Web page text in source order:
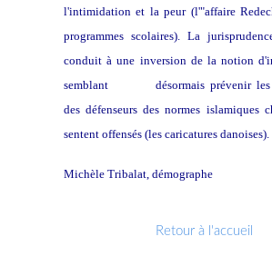
l'intimidation et la peur (l'"affaire
programmes scolaires). La
conduit à une inversion de la notion
semblant
désormais prévenir
des défenseurs des normes islamiques
sentent offensés (les caricatures danoises).
Michèle Tribalat, démographe
Retour à l'accueil